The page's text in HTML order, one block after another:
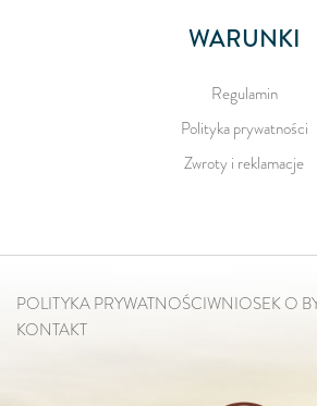
WARUNKI
Regulamin
Polityka prywatności
Zwroty i reklamacje
POLITYKA PRYWATNOŚCIWNIOSEK O
KONTAKT